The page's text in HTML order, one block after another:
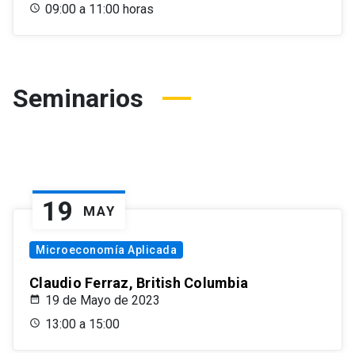
09:00 a 11:00 horas
Seminarios
19 MAY
Microeconomía Aplicada
Claudio Ferraz, British Columbia
19 de Mayo de 2023
13:00 a 15:00